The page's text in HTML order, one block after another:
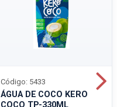
ÁGUA DE COCO KERO
COCO TP-330ML
Código: 5433